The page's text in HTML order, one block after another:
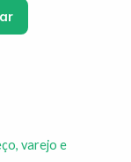
varejo e